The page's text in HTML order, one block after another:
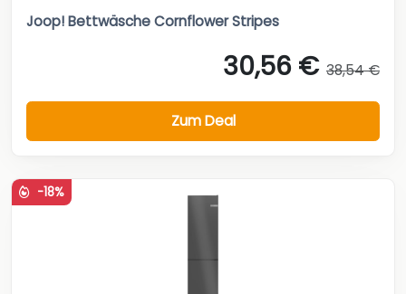
Joop! Bettwäsche Cornflower Stripes
30,56 € 38,54 €
Zum Deal
-18%